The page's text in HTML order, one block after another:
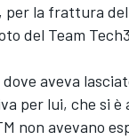
la frattura
del Team Tech3
aveva
per lui, che si è
non avevano